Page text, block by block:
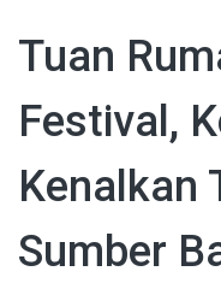
Tuan
Festival,
Kenalkan
Sumber